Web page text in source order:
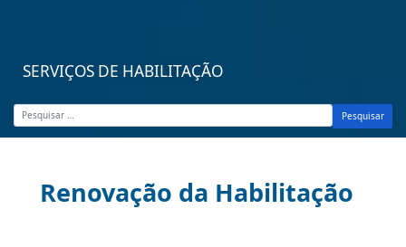
SERVIÇOS DE HABILITAÇÃO
Pesquisar